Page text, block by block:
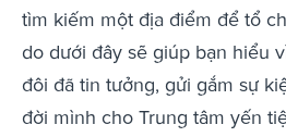
tìm kiếm một địa điểm để tổ
do dưới đây sẽ giúp bạn hiểu
đôi đã tin tưởng, gửi gắm sự
đời mình cho Trung tâm yến